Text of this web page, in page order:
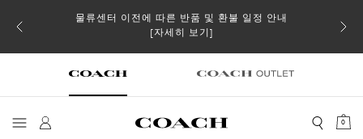
스트
물류센터 이전에 따른 반품 및 환불 일정 안내
[자세히 보기]
일부
0